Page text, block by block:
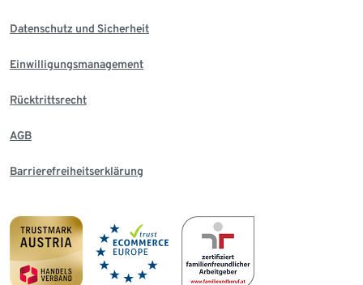
Datenschutz und Sicherheit
Einwilligungsmanagement
Rücktrittsrecht
AGB
Barrierefreiheitserklärung